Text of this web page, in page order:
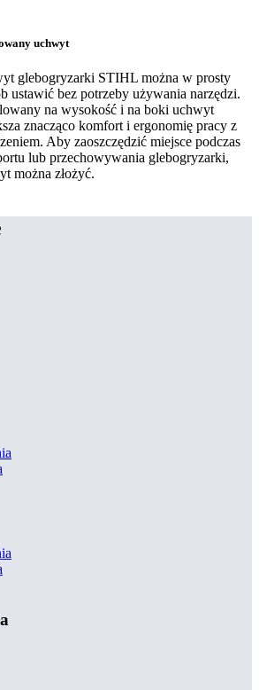
uchwyt
glebogryzarki STIHL można w prosty
ustawić bez potrzeby używania narzędzi.
na wysokość i na boki uchwyt
znacząco komfort i ergonomię pracy z
Aby zaoszczędzić miejsce podczas
lub przechowywania glebogryzarki,
można złożyć.